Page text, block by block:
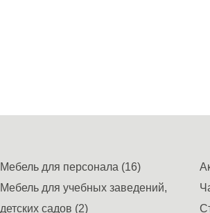
Мебель для персонала (16)
Мебель для учебных заведений,
детских садов (2)